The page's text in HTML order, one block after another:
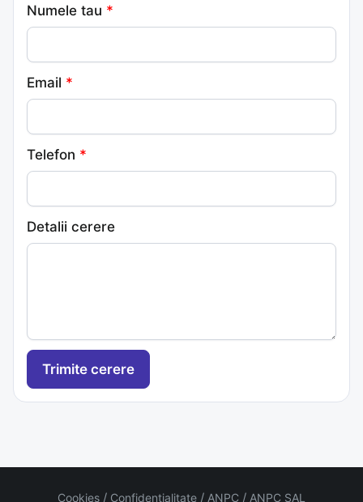
Numele tau *
Email *
Telefon *
Detalii cerere
Cookies / Confidentialitate / ANPC / ANPC SAL